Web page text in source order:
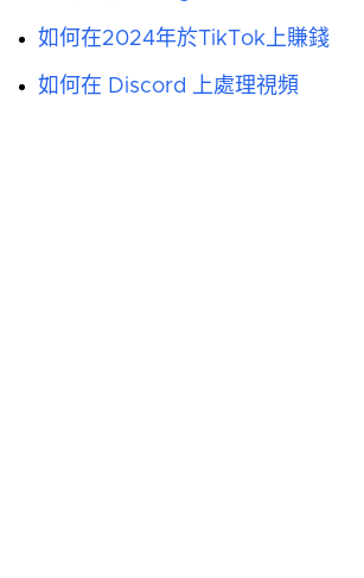
如何在2024年於TikTok上賺錢
如何在 Discord 上處理視頻